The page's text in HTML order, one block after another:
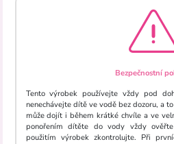
Bezpečnostní
Tento výrobek používejte vždy pod
nenechávejte dítě ve vodě bez dozoru, a
může dojít i během krátké chvíle a ve
ponořením dítěte do vody vždy
použitím výrobek zkontrolujte. Při